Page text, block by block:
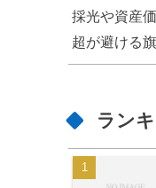
採光や資産
超が避ける
ラン